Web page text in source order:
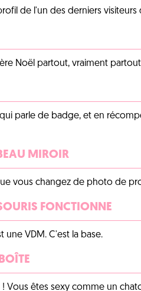
de l'un des derniers
Noël partout, vraiment
parle de badge, et en
MIROIR
vous changez de photo de
FONCTIONNE
une VDM. C'est la base.
Vous êtes sexy comme un